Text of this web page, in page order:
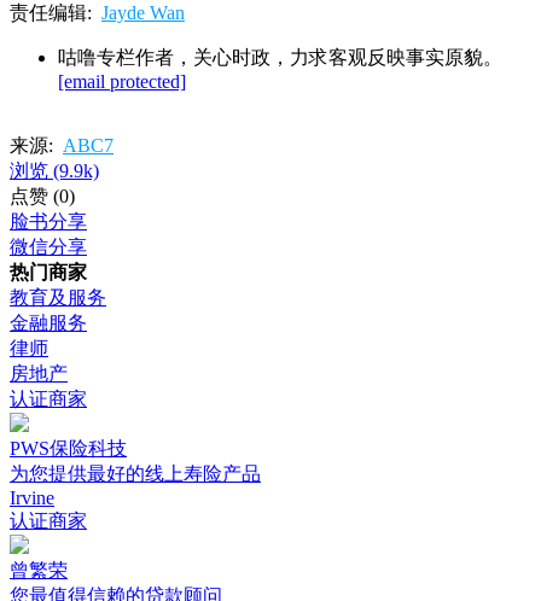
责任编辑: Jayde Wan
咕噜专栏作者，关心时政，力求客观反映事实原貌。
[email protected]
来源: ABC7
浏览 (9.9k)
点赞 (0)
脸书分享
微信分享
热门商家
教育及服务
金融服务
律师
房地产
认证商家
PWS保险科技
为您提供最好的线上寿险产品
Irvine
认证商家
曾繁荣
您最值得信赖的贷款顾问